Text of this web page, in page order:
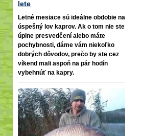
lete
Letné mesiace sú ideálne obdobie na
úspešný lov kaprov. Ak o tom nie ste
úplne presvedčení alebo máte
pochybnosti, dáme vám niekoľko
dobrých dôvodov, prečo by ste cez
víkend mali aspoň na pár hodín
vybehnúť na kapry.